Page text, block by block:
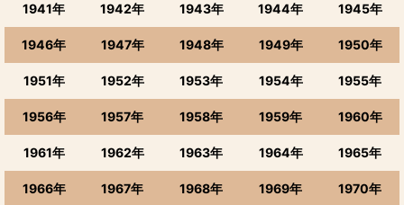
1941年 1942年 1943年 1944年 1945年
1946年 1947年 1948年 1949年 1950年
1951年 1952年 1953年 1954年 1955年
1956年 1957年 1958年 1959年 1960年
1961年 1962年 1963年 1964年 1965年
1966年 1967年 1968年 1969年 1970年